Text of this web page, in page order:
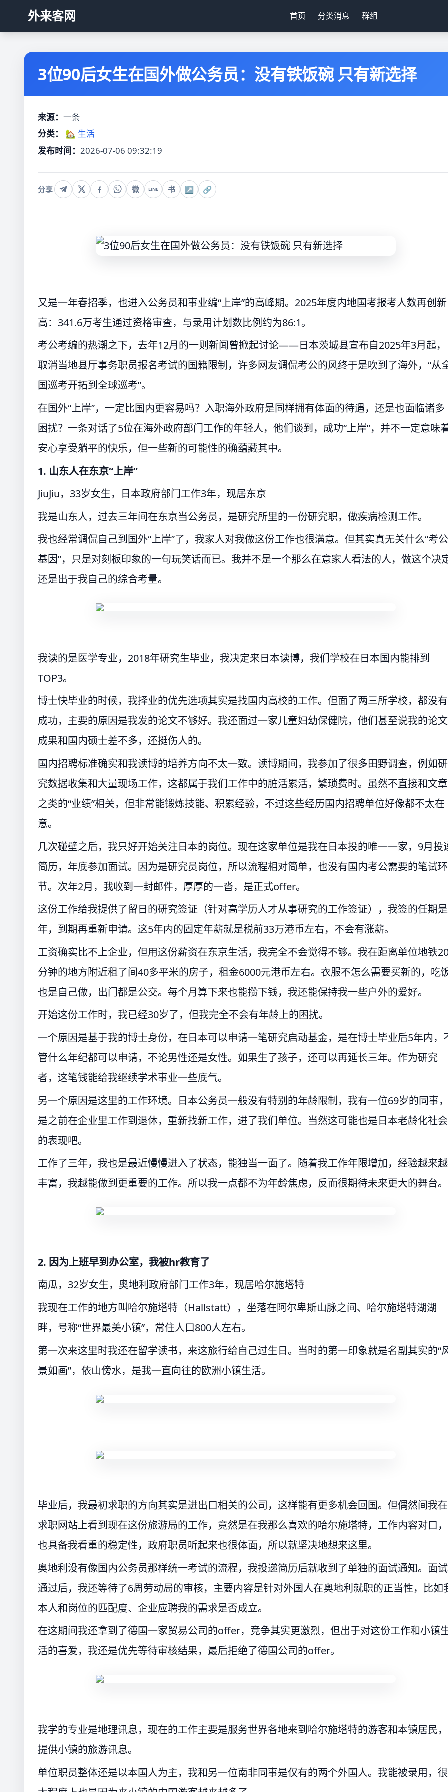
外来客网 首页 分类消息 群组
3位90后女生在国外做公务员：没有铁饭碗 只有新选择
来源： 一条
分类：
🏡 生活
发布时间： 2026-07-06 09:32:19
分享 微 LINE 书 ↗ 🔗
又是一年春招季，也进入公务员和事业编“上岸”的高峰期。2025年度内地国考报考人数再创新
高：341.6万考生通过资格审查，与录用计划数比例约为86:1。
考公考编的热潮之下，去年12月的一则新闻曾掀起讨论——日本茨城县宣布自2025年3月起，
取消当地县厅事务职员报名考试的国籍限制，许多网友调侃考公的风终于是吹到了海外，“从
国巡考开拓到全球巡考”。
在国外“上岸”，一定比国内更容易吗？入职海外政府是同样拥有体面的待遇，还是也面临诸多
困扰？一条对话了5位在海外政府部门工作的年轻人，他们谈到，成功“上岸”，并不一定意味
安心享受躺平的快乐，但一些新的可能性的确蕴藏其中。
1. 山东人在东京“上岸”
JiuJiu，33岁女生，日本政府部门工作3年，现居东京
我是山东人，过去三年间在东京当公务员，是研究所里的一份研究职，做疾病检测工作。
我也经常调侃自己到国外“上岸”了，我家人对我做这份工作也很满意。但其实真无关什么“考公
基因”，只是对刻板印象的一句玩笑话而已。我并不是一个那么在意家人看法的人，做这个决
还是出于我自己的综合考量。
我读的是医学专业，2018年研究生毕业，我决定来日本读博，我们学校在日本国内能排到
TOP3。
博士快毕业的时候，我择业的优先选项其实是找国内高校的工作。但面了两三所学校，都没有
成功，主要的原因是我发的论文不够好。我还面过一家儿童妇幼保健院，他们甚至说我的论文
成果和国内硕士差不多，还挺伤人的。
国内招聘标准确实和我读博的培养方向不太一致。读博期间，我参加了很多田野调查，例如研
究数据收集和大量现场工作，这都属于我们工作中的脏活累活，繁琐费时。虽然不直接和文章
之类的“业绩”相关，但非常能锻炼技能、积累经验，不过这些经历国内招聘单位好像都不太在
意。
几次碰壁之后，我只好开始关注日本的岗位。现在这家单位是我在日本投的唯一一家，9月投
简历，年底参加面试。因为是研究员岗位，所以流程相对简单，也没有国内考公需要的笔试环
节。次年2月，我收到一封邮件，厚厚的一沓，是正式offer。
这份工作给我提供了留日的研究签证（针对高学历人才从事研究的工作签证），我签的任期
年，到期再重新申请。这5年内的固定年薪就是税前33万港币左右，不会有涨薪。
工资确实比不上企业，但用这份薪资在东京生活，我完全不会觉得不够。我在距离单位地铁
分钟的地方附近租了间40多平米的房子，租金6000元港币左右。衣服不怎么需要买新的，吃
也是自己做，出门都是公交。每个月算下来也能攒下钱，我还能保持我一些户外的爱好。
开始这份工作时，我已经30岁了，但我完全不会有年龄上的困扰。
一个原因是基于我的博士身份，在日本可以申请一笔研究启动基金，是在博士毕业后5年内，
管什么年纪都可以申请，不论男性还是女性。如果生了孩子，还可以再延长三年。作为研究
者，这笔钱能给我继续学术事业一些底气。
另一个原因是这里的工作环境。日本公务员一般没有特别的年龄限制，我有一位69岁的同事
是之前在企业里工作到退休，重新找新工作，进了我们单位。当然这可能也是日本老龄化社会
的表现吧。
工作了三年，我也是最近慢慢进入了状态，能独当一面了。随着我工作年限增加，经验越来越
丰富，我越能做到更重要的工作。所以我一点都不为年龄焦虑，反而很期待未来更大的舞台。
2. 因为上班早到办公室，我被hr教育了
南瓜，32岁女生，奥地利政府部门工作3年，现居哈尔施塔特
我现在工作的地方叫哈尔施塔特（Hallstatt），坐落在阿尔卑斯山脉之间、哈尔施塔特湖湖
畔，号称“世界最美小镇”，常住人口800人左右。
第一次来这里时我还在留学读书，来这旅行给自己过生日。当时的第一印象就是名副其实的“
景如画”，依山傍水，是我一直向往的欧洲小镇生活。
毕业后，我最初求职的方向其实是进出口相关的公司，这样能有更多机会回国。但偶然间我在
求职网站上看到现在这份旅游局的工作，竟然是在我那么喜欢的哈尔施塔特，工作内容对口，
也具备我看重的稳定性，政府职员听起来也很体面，所以就坚决地想来这里。
奥地利没有像国内公务员那样统一考试的流程，我投递简历后就收到了单独的面试通知。面试
通过后，我还等待了6周劳动局的审核，主要内容是针对外国人在奥地利就职的正当性，比如
本人和岗位的匹配度、企业应聘我的需求是否成立。
在这期间我还拿到了德国一家贸易公司的offer，竞争其实更激烈，但出于对这份工作和小镇
活的喜爱，我还是优先等待审核结果，最后拒绝了德国公司的offer。
我学的专业是地理讯息，现在的工作主要是服务世界各地来到哈尔施塔特的游客和本镇居民，
提供小镇的旅游讯息。
单位职员整体还是以本国人为主，我和另一位南非同事是仅有的两个外国人。我能被录用，很